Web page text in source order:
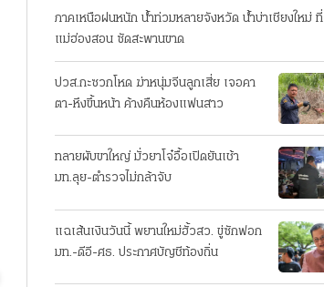
ภาคเหนือฝนหนัก น้ำท่วมหลายจังหวัด นํ้าบ่าเชียงใหม่ ที่
แม่ฮ่องสอน ซัดสะพานขาด
ปวส.กะซวกโหด ฆ่าหนุ่มจีนลูกเสี่ย เจอคา
ตา-หึงขึ้นหน้า ค้างคืนห้องแฟนสาว
ทลายผับขาใหญ่ มั่วยาโจ๋อื้อเปิดยันเช้า
มท.ลุย-ตำรวจไม่กล้าจับ
แฉเส้นเงินวันนี้ พยานใหม่ฮั้วสว. ขู่ซักฟอก
มท.-ดีอี-ศธ. ประกาศบัญชีท้องถิ่น